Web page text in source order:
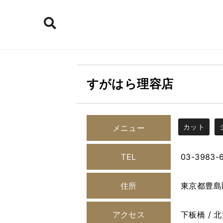
すがはら理容店
メニュー カット
TEL 03-3983-
住所 東京都豊
アクセス 下板橋 /